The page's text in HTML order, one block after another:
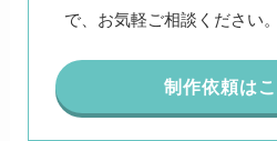
で、お気軽ご相談ください。
制作依頼は